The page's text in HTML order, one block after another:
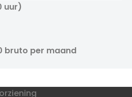
uur)
bruto per maand